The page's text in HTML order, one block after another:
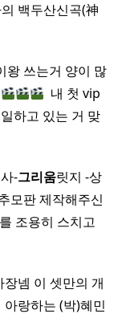
백두산신곡(神
왕 쓰는거 양이 많
​ 내 첫 vip
하고 있는 거 맞
-그리움릿지 -상
모판 제작해주신
조용히 스치고
넴 이 셋만의 개
​ ​ ​ 아랑하는 (박)혜민